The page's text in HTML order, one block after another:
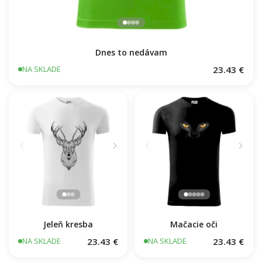
Dnes to nedávam
NA SKLADE 23.43 €
Jeleň kresba
NA SKLADE 23.43 €
Mačacie oči
NA SKLADE 23.43 €